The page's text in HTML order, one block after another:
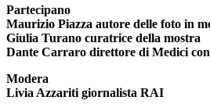
Partecipano
Maurizio Piazza autore delle foto in
Giulia Turano curatrice della mostra
Dante Carraro direttore di Medici
Modera
Livia Azzariti giornalista RAI